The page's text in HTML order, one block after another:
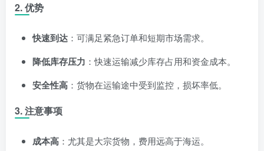
2. 优势
快速到达 ：可满足紧急订单和短期市场需求。
降低库存压力 ：快速运输减少库存占用和资金成本。
安全性高 ：货物在运输途中受到监控，损坏率低。
3. 注意事项
成本高 ：尤其是大宗货物，费用远高于海运。